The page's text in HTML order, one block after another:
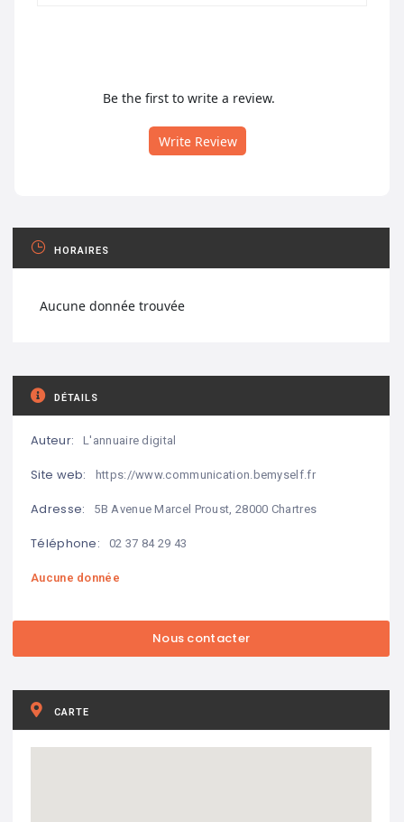
Be the first to write a review.
Write Review
HORAIRES
Aucune donnée trouvée
DÉTAILS
Auteur: L'annuaire digital
Site web: https://www.communication.bemyself.fr
Adresse: 5B Avenue Marcel Proust, 28000 Chartres
Téléphone: 02 37 84 29 43
Aucune donnée
CARTE